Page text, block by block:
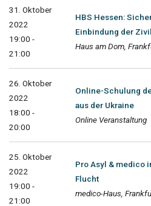
31. Oktober
2022
19:00 -
21:00
HBS Hessen:
Einbindung der
Haus am Dom,
26. Oktober
2022
18:00 -
20:00
Online-Schulung
aus der Ukraine
Online Veranstaltung
25. Oktober
2022
19:00 -
21:00
Pro Asyl & medico
Flucht
medico-Haus,